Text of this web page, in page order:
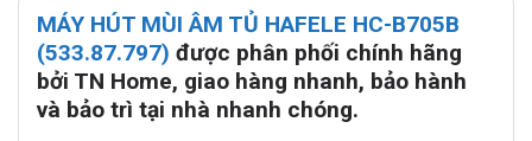
MÁY HÚT MÙI ÂM TỦ HAFELE HC-B705B
(533.87.797) được phân phối chính hãng
bởi TN Home, giao hàng nhanh, bảo hành
và bảo trì tại nhà nhanh chóng.